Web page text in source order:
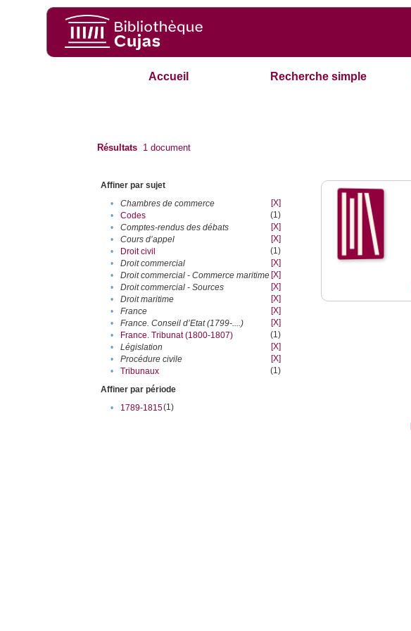
Accueil Recherche simple
Résultats 1 document
Affiner par sujet
•
Chambres de commerce
[X]
•
Codes
(1)
•
Comptes-rendus des débats
[X]
•
Cours d’appel
[X]
•
Droit civil
(1)
•
Droit commercial
[X]
•
Droit commercial - Commerce maritime [X]
•
Droit commercial - Sources
[X]
•
Droit maritime
[X]
•
France
[X]
•
France. Conseil d’Etat (1799-....)
[X]
•
France. Tribunat (1800-1807)
(1)
•
Législation
[X]
•
Procédure civile
[X]
•
Tribunaux
(1)
Affiner par période
•
1789-1815(1)